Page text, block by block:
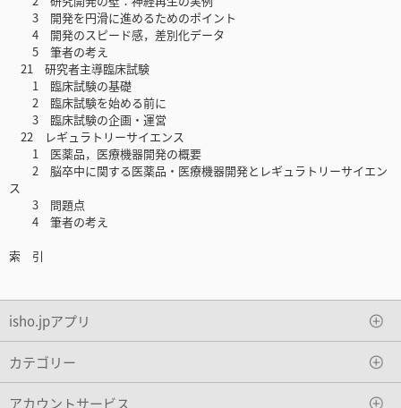
3 開発を円滑に進めるためのポイント
4 開発のスピード感，差別化データ
5 筆者の考え
21 研究者主導臨床試験
1 臨床試験の基礎
2 臨床試験を始める前に
3 臨床試験の企画・運営
22 レギュラトリーサイエンス
1 医薬品，医療機器開発の概要
2 脳卒中に関する医薬品・医療機器開発とレギュラトリーサイエン
ス
3 問題点
4 筆者の考え
索 引
isho.jpアプリ
カテゴリー
アカウントサービス